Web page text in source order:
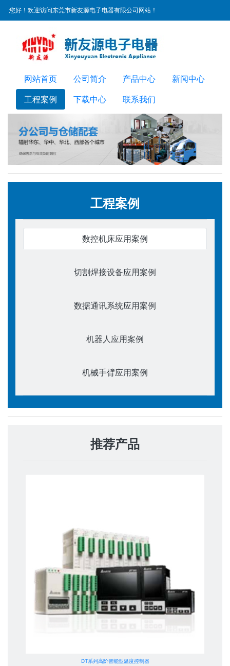
您好！欢迎访问东莞市新友源电子电器有限公司网站！
服务热线：
网站首页 公司简介 产品中心
新闻中心
工程案例
下载中心 联系我们
工程案例
数控机床应用案例
切割焊接设备应用案例
数据通讯系统应用案例
机器人应用案例
机械手臂应用案例
推荐产品
DT系列高阶智能型温度控制器